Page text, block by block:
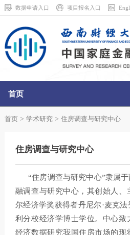
数据申请入口 项目报名入口
首页
走进中心
调查中心
数据调查共享平台
学术研究
首页> 学术研究> 住房调查与研究中心
住房调查与研究中心
“住房调查与研究中心”隶属
融调查与研究中心，其创始人、
尔经济学奖获得者丹尼尔·麦克
利分校经济学博士学位。中心致
经济数据研究我国住房市场的现